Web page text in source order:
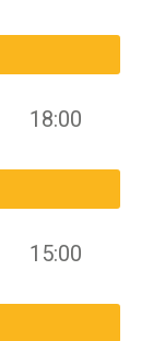
18:00
15:00